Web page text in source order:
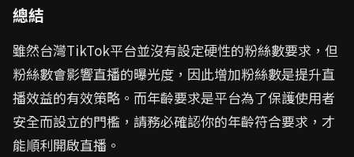
總結
雖然台灣TikTok平台並沒有設定硬性的粉絲數要求，但
粉絲數會影響直播的曝光度，因此增加粉絲數是提升直
播效益的有效策略。而年齡要求是平台為了保護使用者
安全而設立的門檻，請務必確認你的年齡符合要求，才
能順利開啟直播。